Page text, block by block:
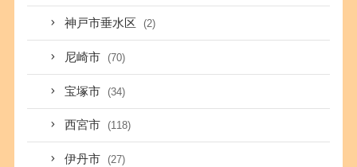
神戸市垂水区 (2)
尼崎市 (70)
宝塚市 (34)
西宮市 (118)
伊丹市 (27)